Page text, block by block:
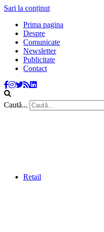
Sari la conținut
Prima pagina
Despre
Comunicate
Newsletter
Publicitate
Contact
Caută...
Retail